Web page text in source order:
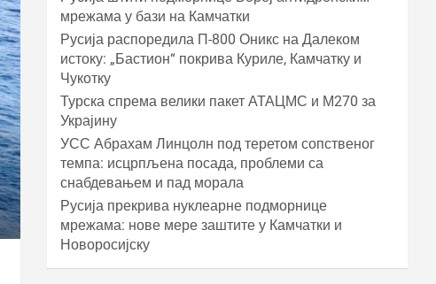
мрежама у бази на Камчатки
Русија распоредила П-800 Оникс на Далеком
истоку: „Бастион“ покрива Куриле, Камчатку и
Чукотку
Турска спрема велики пакет АТАЦМС и М270 за
Украјину
УСС Абрахам Линцолн под теретом сопственог
темпа: исцрпљена посада, проблеми са
снабдевањем и пад морала
Русија прекрива нуклеарне подморнице
мрежама: нове мере заштите у Камчатки и
Новоросијску